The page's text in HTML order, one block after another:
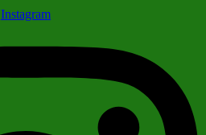
Instagram